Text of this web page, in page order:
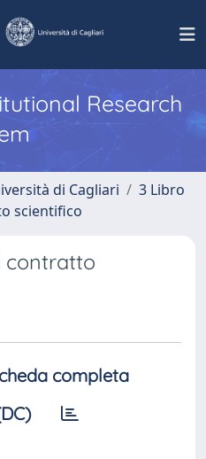
Research
di Cagliari
3 Libro
scientifico
contratto
completa